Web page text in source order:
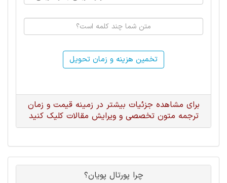
تخمین هزینه و زمان تحویل
برای مشاهده جزئیات بیشتر در زمینه قیمت و زمان
ترجمه متون تخصصی و ویرایش مقالات کلیک کنید
چرا پورتال پویان؟